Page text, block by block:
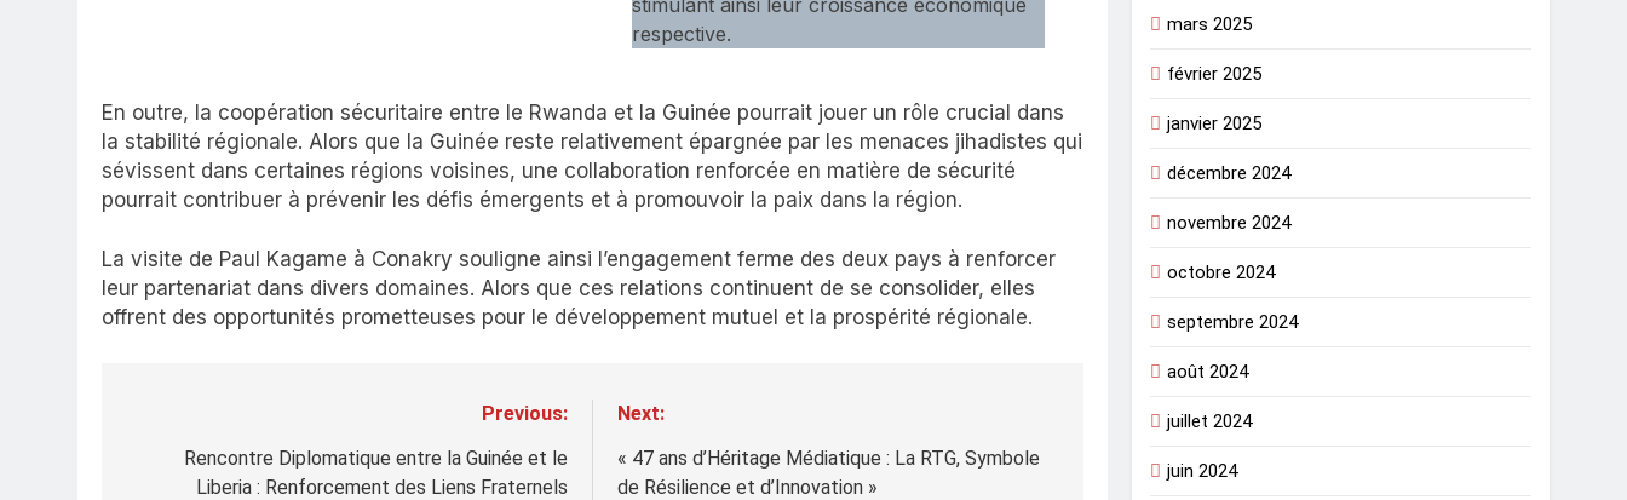
respective.
En outre, la coopération sécuritaire entre le Rwanda et la Guinée pourrait jouer un rôle crucial dans
la stabilité régionale. Alors que la Guinée reste relativement épargnée par les menaces jihadistes qui
sévissent dans certaines régions voisines, une collaboration renforcée en matière de sécurité
pourrait contribuer à prévenir les défis émergents et à promouvoir la paix dans la région.
La visite de Paul Kagame à Conakry souligne ainsi l’engagement ferme des deux pays à renforcer
leur partenariat dans divers domaines. Alors que ces relations continuent de se consolider, elles
offrent des opportunités prometteuses pour le développement mutuel et la prospérité régionale.
Previous:
Rencontre Diplomatique entre la Guinée et le
Liberia : Renforcement des Liens Fraternels
Next:
« 47 ans d’Héritage Médiatique : La RTG, Symbole
de Résilience et d’Innovation »
mars 2025
février 2025
janvier 2025
décembre 2024
novembre 2024
octobre 2024
septembre 2024
août 2024
juillet 2024
juin 2024